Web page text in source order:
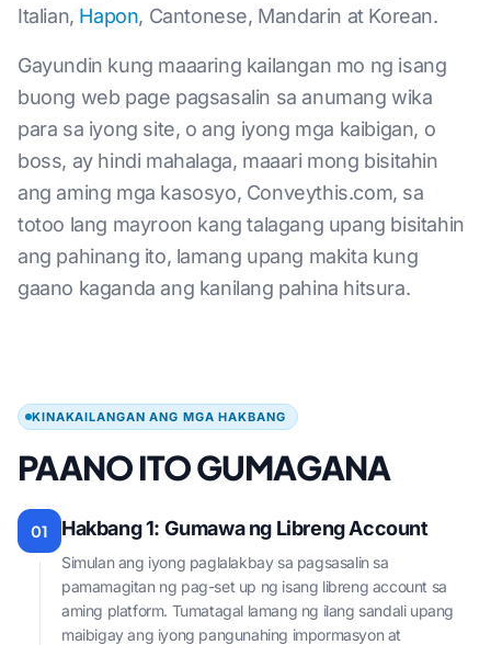
Italian, Hapon, Cantonese, Mandarin at Korean.
Gayundin kung maaaring kailangan mo ng isang
buong web page pagsasalin sa anumang wika
para sa iyong site, o ang iyong mga kaibigan, o
boss, ay hindi mahalaga, maaari mong bisitahin
ang aming mga kasosyo, Conveythis.com, sa
totoo lang mayroon kang talagang upang bisitahin
ang pahinang ito, lamang upang makita kung
gaano kaganda ang kanilang pahina hitsura.
KINAKAILANGAN ANG MGA HAKBANG
PAANO ITO GUMAGANA
01 Hakbang 1: Gumawa ng Libreng Account
Simulan ang iyong paglalakbay sa pagsasalin sa
pamamagitan ng pag-set up ng isang libreng account sa
aming platform. Tumatagal lamang ng ilang sandali upang
maibigay ang iyong pangunahing impormasyon at